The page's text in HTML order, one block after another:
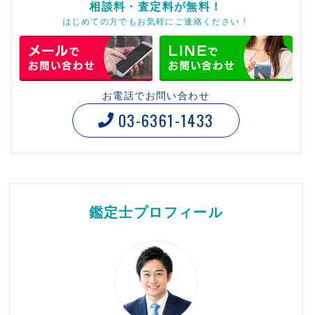
相談料・査定料が無料！
はじめての方でもお気軽にご連絡ください！
お電話でお問い合わせ
03-6361-1433
鑑定士プロフィール